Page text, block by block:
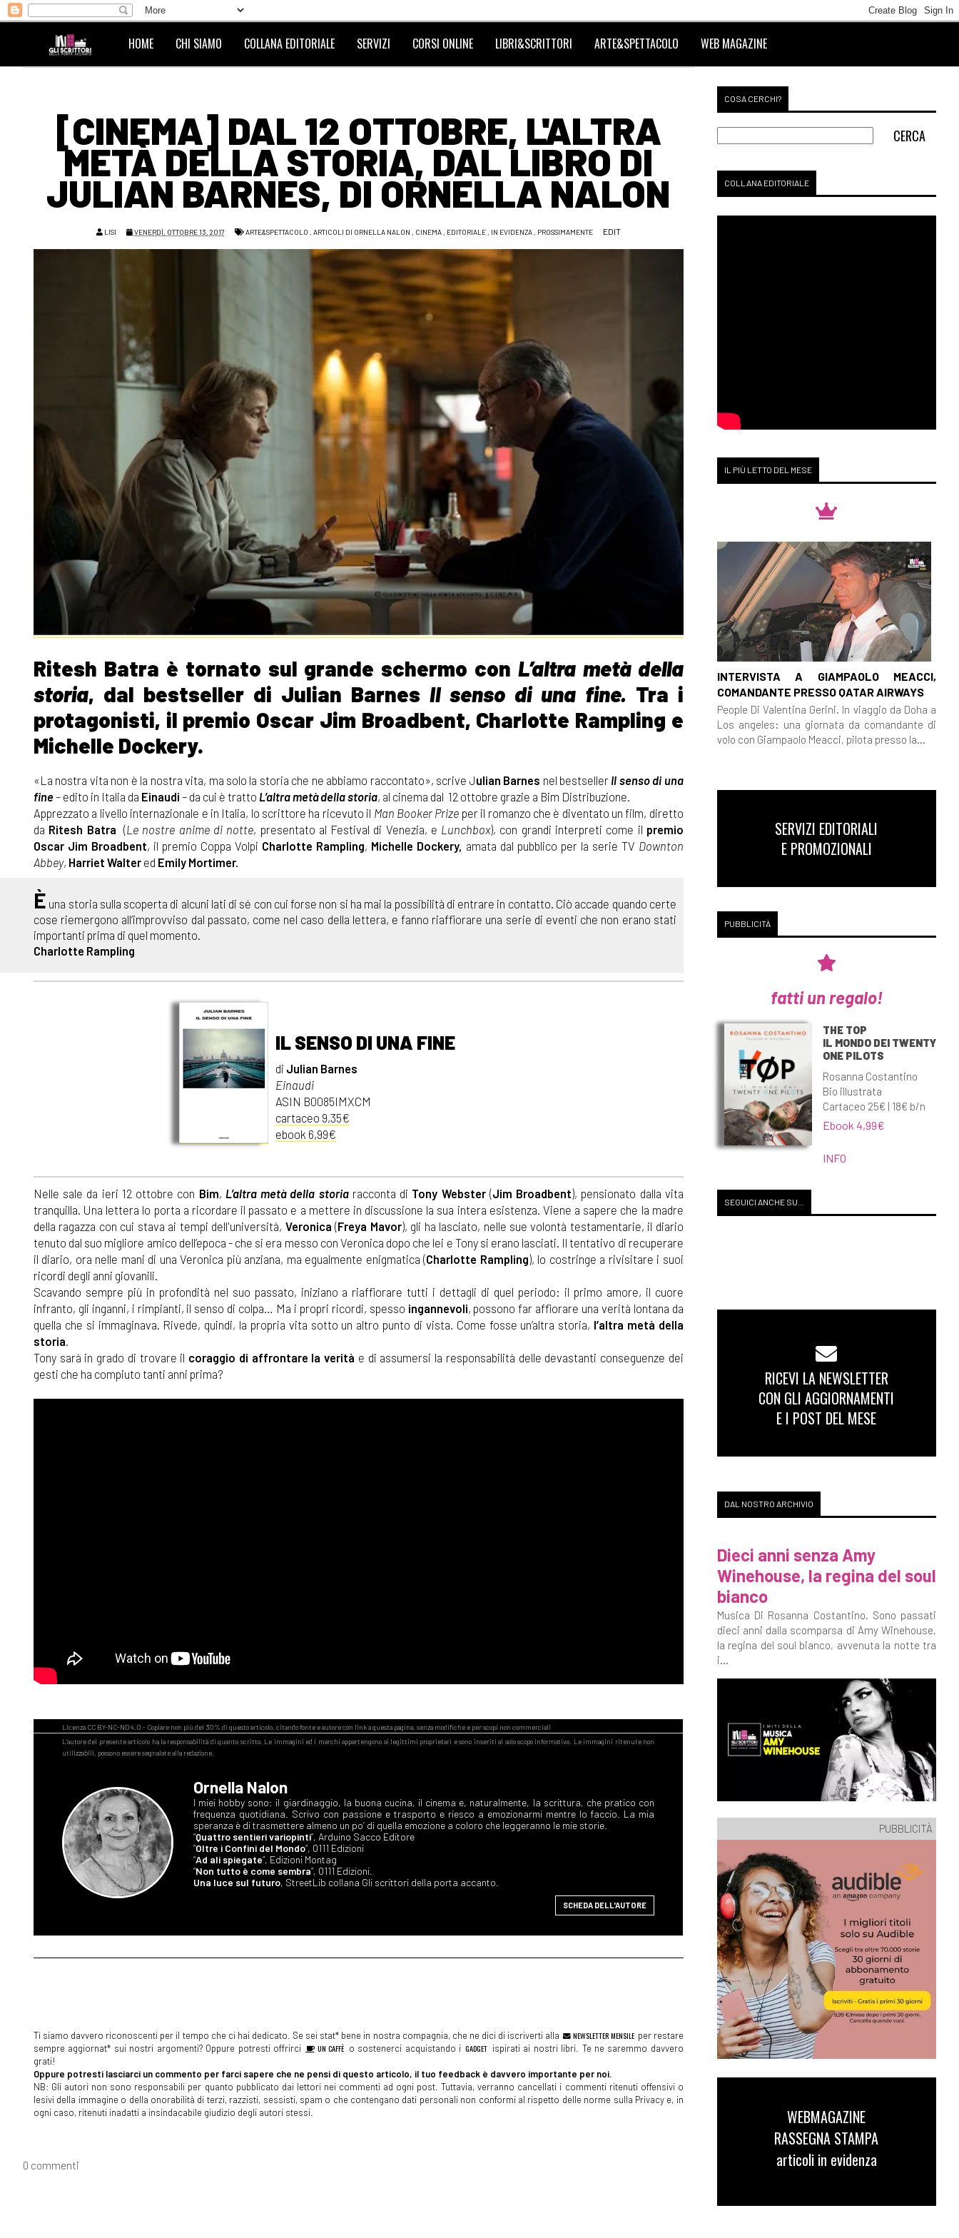
HOME CHI SIAMO COLLANA EDITORIALE SERVIZI CORSI ONLINE LIBRI&SCRITTORI ARTE&SPETTACOLO WEB MAGAZINE
[CINEMA] DAL 12 OTTOBRE, L'ALTRA
METÀ DELLA STORIA, DAL LIBRO DI
JULIAN BARNES, DI ORNELLA NALON
LISI VENERDÌ, OTTOBRE 13, 2017 ARTE&SPETTACOLO , ARTICOLI DI ORNELLA NALON , CINEMA, EDITORIALE, IN EVIDENZA, PROSSIMAMENTE EDIT
Ritesh Batra è tornato sul grande schermo conL’altra metà della
storia, dal bestseller di Julian Barnes Il senso di una fine. Tra i
protagonisti, il premio Oscar Jim Broadbent, Charlotte Rampling e
Michelle Dockery.
«La nostra vita non è la nostra vita, ma solo la storia che ne abbiamo raccontato», scrive Julian Barnes nel bestseller Il senso di una
fine– edito in Italia da Einaudi – da cui è tratto L’altra metà della storia, al cinema dal 12 ottobre grazie a Bim Distribuzione.
Apprezzato a livello internazionale e in Italia, lo scrittore ha ricevuto il Man Booker Prize per il romanzo che è diventato un film, diretto
da Ritesh Batra (Le nostre anime di notte, presentato al Festival di Venezia, e Lunchbox), con grandi interpreti come il premio
Oscar Jim Broadbent, il premio Coppa Volpi Charlotte Rampling, Michelle Dockery, amata dal pubblico per la serie TV Downton
Abbey, Harriet Walter ed Emily Mortimer.
È una storia sulla scoperta di alcuni lati di sé con cui forse non si ha mai la possibilità di entrare in contatto. Ciò accade quando certe
cose riemergono all’improvviso dal passato, come nel caso della lettera, e fanno riaffiorare una serie di eventi che non erano stati
importanti prima di quel momento.
Charlotte Rampling
IL SENSO DI UNA FINE
di Julian Barnes
Einaudi
ASIN B0085IMXCM
cartaceo 9,35€
ebook 6,99€
Nelle sale da ieri 12 ottobre con Bim, L’altra metà della storiaracconta di Tony Webster (Jim Broadbent), pensionato dalla vita
tranquilla. Una lettera lo porta a ricordare il passato e a mettere in discussione la sua intera esistenza. Viene a sapere che la madre
della ragazza con cui stava ai tempi dell'università, Veronica (Freya Mavor), gli ha lasciato, nelle sue volontà testamentarie, il diario
tenuto dal suo migliore amico dell’epoca - che si era messo con Veronica dopo che lei e Tony si erano lasciati. Il tentativo di recuperare
il diario, ora nelle mani di una Veronica più anziana, ma egualmente enigmatica (Charlotte Rampling), lo costringe a rivisitare i suoi
ricordi degli anni giovanili.
Scavando sempre più in profondità nel suo passato, iniziano a riaffiorare tutti i dettagli di quel periodo: il primo amore, il cuore
infranto, gli inganni, i rimpianti, il senso di colpa… Ma i propri ricordi, spesso ingannevoli, possono far affiorare una verità lontana da
quella che si immaginava. Rivede, quindi, la propria vita sotto un altro punto di vista. Come fosse un’altra storia, l’altra metà della
storia.
Tony sarà in grado di trovare il coraggio di affrontare la verità e di assumersi la responsabilità delle devastanti conseguenze dei
gesti che ha compiuto tanti anni prima?
Ornella Nalon
I miei hobby sono: il giardinaggio, la buona cucina, il cinema e, naturalmente, la scrittura, che pratico con
frequenza quotidiana. Scrivo con passione e trasporto e riesco a emozionarmi mentre lo faccio. La mia
speranza è di trasmettere almeno un po’ di quella emozione a coloro che leggeranno le mie storie.
“Quattro sentieri variopinti”, Arduino Sacco Editore
“Oltre i Confini del Mondo”, 0111 Edizioni
“Ad ali spiegate”, Edizioni Montag
“Non tutto è come sembra”, 0111 Edizioni.
Una luce sul futuro, StreetLib collana Gli scrittori della porta accanto.
SCHEDA DELL'AUTORE
Ti siamo davvero riconoscenti per il tempo che ci hai dedicato. Se sei stat* bene in nostra compagnia, che ne dici di iscriverti alla NEWSLETTER MENSILE per restare
sempre aggiornat* sui nostri argomenti? Oppure potresti offrirci
UN CAFFÈ o sostenerci acquistando i GADGET ispirati ai nostri libri. Te ne saremmo davvero
grati!
Oppure potresti lasciarci un commento per farci sapere che ne pensi di questo articolo, il tuo feedback è davvero importante per noi.
NB: Gli autori non sono responsabili per quanto pubblicato dai lettori nei commenti ad ogni post. Tuttavia, verranno cancellati i commenti ritenuti offensivi o
lesivi della immagine o della onorabilità di terzi, razzisti, sessisti, spam o che contengano dati personali non conformi al rispetto delle norme sulla Privacy e, in
ogni caso, ritenuti inadatti a insindacabile giudizio degli autori stessi.
0 commenti
COSA CERCHI?
COLLANA EDITORIALE
IL PIÙ LETTO DEL MESE
INTERVISTA A GIAMPAOLO MEACCI,
COMANDANTE PRESSO QATAR AIRWAYS
People Di Valentina Gerini. In viaggio da Doha a
Los angeles: una giornata da comandante di
volo con Giampaolo Meacci, pilota presso la...
SERVIZI EDITORIALI
E PROMOZIONALI
PUBBLICITÀ
fatti un regalo!
THE TOP
IL MONDO DEI TWENTY
ONE PILOTS
Rosanna Costantino
Bio illustrata
Cartaceo 25€ | 18€ b/n
Ebook 4,99€
INFO
SEGUICI ANCHE SU...
RICEVI LA NEWSLETTER
CON GLI AGGIORNAMENTI
E I POST DEL MESE
DAL NOSTRO ARCHIVIO
Dieci anni senza Amy
Winehouse, la regina del soul
bianco
Musica Di Rosanna Costantino. Sono passati
dieci anni dalla scomparsa di Amy Winehouse,
la regina del soul bianco, avvenuta la notte tra
i...
PUBBLICITÀ
WEBMAGAZINE
RASSEGNA STAMPA
articoli in evidenza